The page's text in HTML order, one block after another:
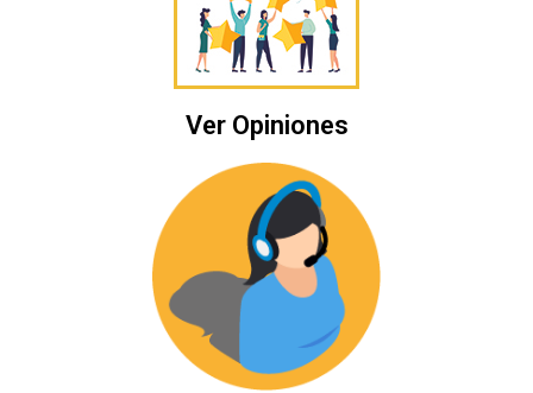
Ver Opiniones